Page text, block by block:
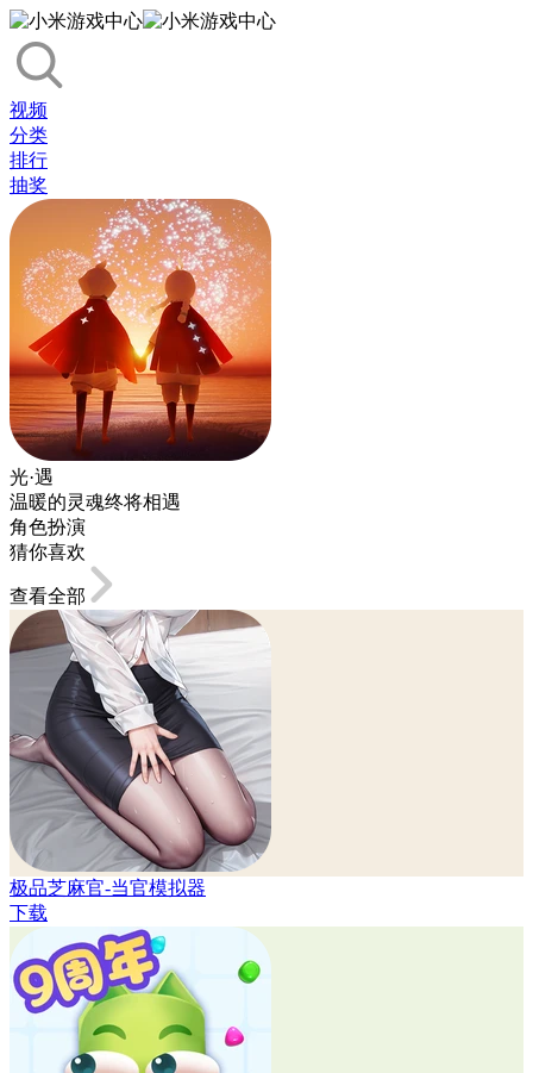
视频
分类
排行
抽奖
光·遇
温暖的灵魂终将相遇
角色扮演
猜你喜欢
查看全部
极品芝麻官-当官模拟器
下载